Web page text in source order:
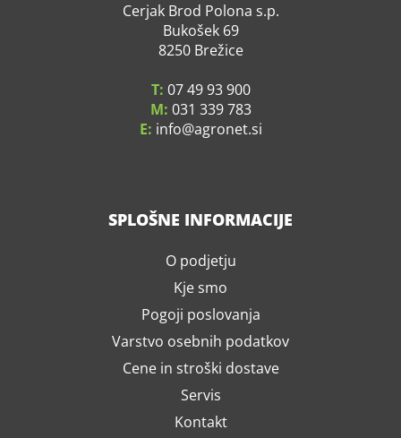
Cerjak Brod Polona s.p.
Bukošek 69
8250 Brežice
T: 07 49 93 900
M: 031 339 783
E: info agronet.si
SPLOŠNE INFORMACIJE
O podjetju
Kje smo
Pogoji poslovanja
Varstvo osebnih podatkov
Cene in stroški dostave
Servis
Kontakt